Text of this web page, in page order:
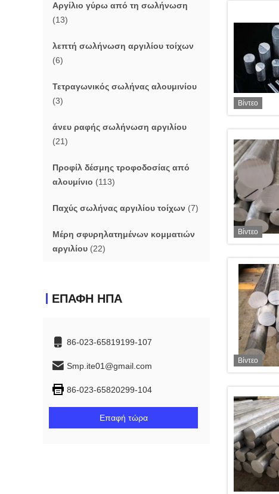
Αργίλιο γύρω από τη σωλήνωση
(13)
λεπτή σωλήνωση αργιλίου τοίχων
(6)
Τετραγωνικός σωλήνας αλουμινίου
(3)
άνευ ραφής σωλήνωση αργιλίου
(21)
Προφίλ δέσμης τροφοδοσίας από
αλουμίνιο (113)
Παχύς σωλήνας αργιλίου τοίχων (7)
Μέρη σφυρηλατημένων κομματιών
αργιλίου (22)
ΕΠΑΦΉ ΗΠΑ
86-023-65819199-107
Smp.ite01@gmail.com
86-023-65820299-104
Επαφή τώρα
Βίντεο
Βίντεο
Βίντεο